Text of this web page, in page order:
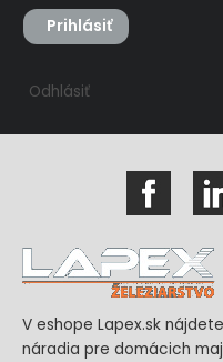
Prihlásiť
Odhlásiť
V eshope Lapex.sk
náradia pre domácich